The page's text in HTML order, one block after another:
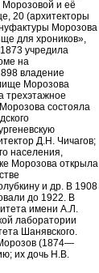
Морозовой и её
20 (архитекторы
Морозова
для хроников»,
учредила
на
владение
Морозова
трехэтажное
состояла
Д.Н. Чичагов;
населения,
Морозова открыла
и др. В 1908
до 1922. В
имени А.Л.
лаборатории
Шанявского.
(1874—
их дочь Н.В.